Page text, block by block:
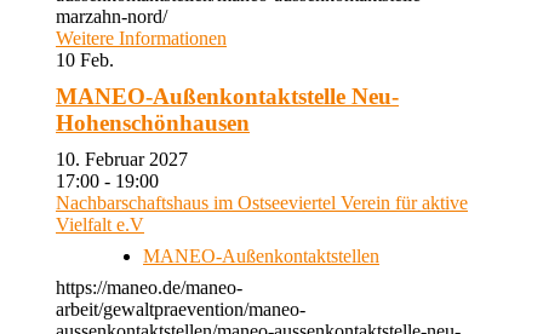
marzahn-nord/
Weitere Informationen
10 Feb.
MANEO-Außenkontaktstelle Neu-
Hohenschönhausen
10. Februar 2027
17:00 - 19:00
Nachbarschaftshaus im Ostseeviertel Verein für aktive
Vielfalt e.V
MANEO-Außenkontaktstellen
https://maneo.de/maneo-
arbeit/gewaltpraevention/maneo-